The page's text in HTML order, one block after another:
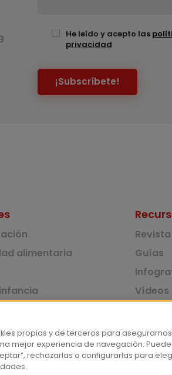
He leído y acepto las
privacidad
¡Subscríbete!
alimentaria
y consumo
Revista
Guías
Vídeos
propias y de terceros para
mejor experiencia de navegación.
rechazarlas o configurarlas para